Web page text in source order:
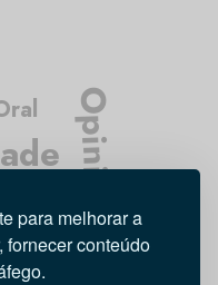
para melhorar a
conteúdo
Opinião